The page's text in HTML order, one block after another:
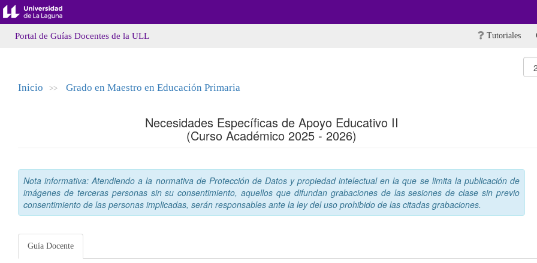
Portal de Guías Docentes de la ULL Tutoriales
Inicio >> Grado en Maestro en Educación Primaria
Necesidades Específicas de Apoyo Educativo II
(Curso Académico 2025 - 2026)
Nota informativa: Atendiendo a la normativa de Protección de Datos y propiedad intelectual en la que se limita la publicación de
imágenes de terceras personas sin su consentimiento, aquellos que difundan grabaciones de las sesiones de clase sin previo
consentimiento de las personas implicadas, serán responsables ante la ley del uso prohibido de las citadas grabaciones.
Guía Docente